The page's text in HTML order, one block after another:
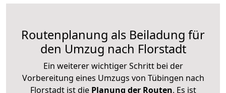
Routenplanung als Beiladung für
den Umzug nach Florstadt
Ein weiterer wichtiger Schritt bei der
Vorbereitung eines Umzugs von Tübingen nach
Florstadt ist diePlanung der Routen. Es ist